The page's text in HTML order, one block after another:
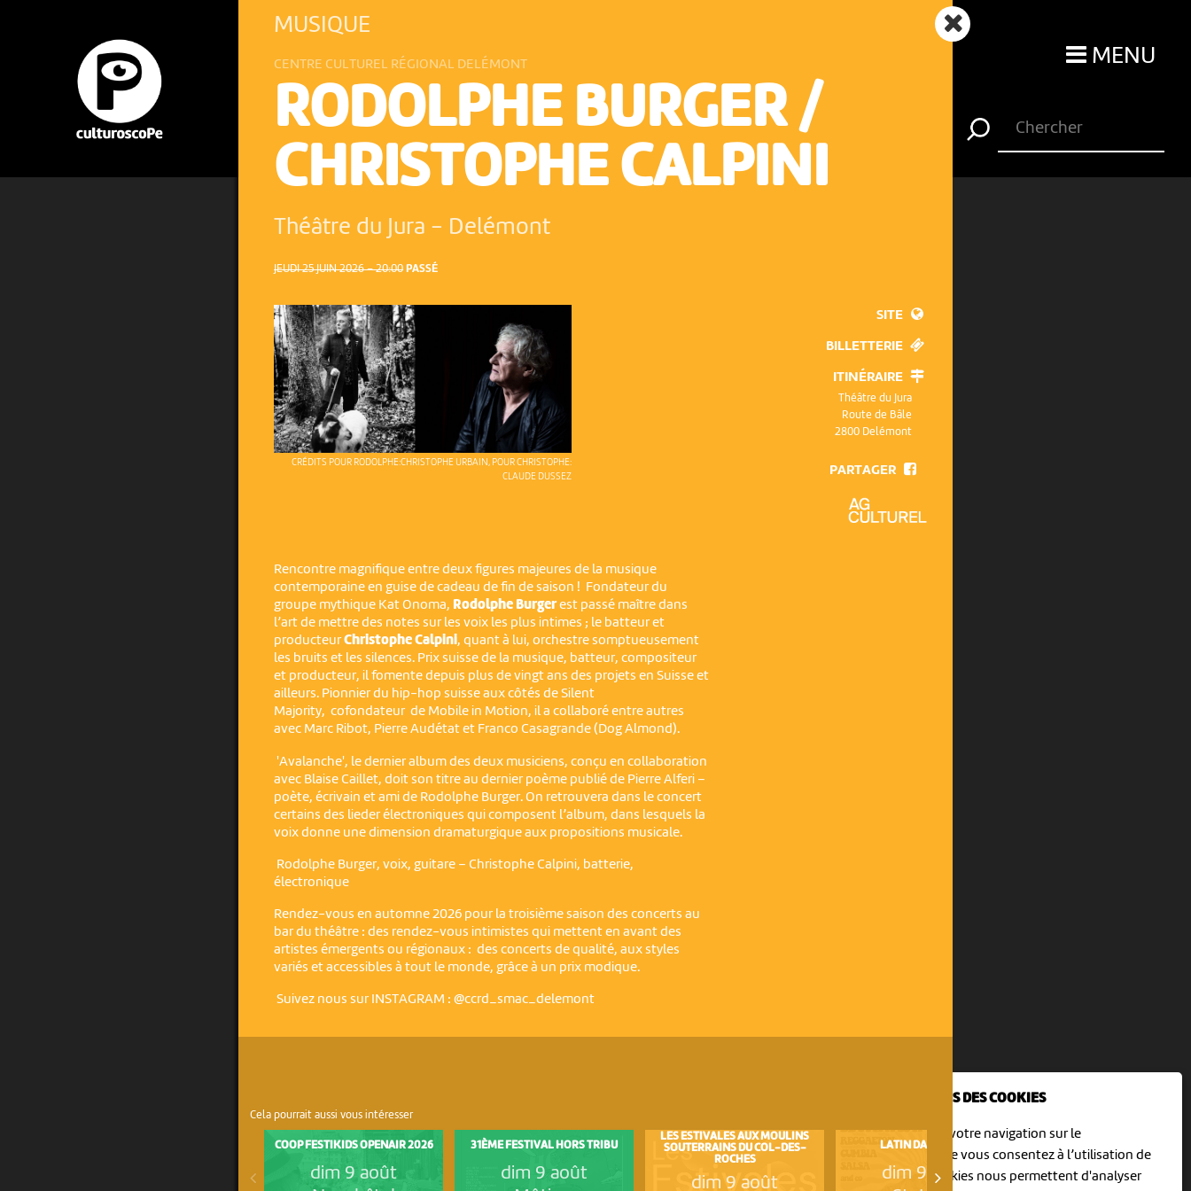
NOUS UTILISONS DES COOKIES
En poursuivant votre navigation sur le
culturoscoPe site vous consentez à l’utilisation de
cookies. Les cookies nous permettent d'analyser
MENU
JEUDI 25 JUIN 2026 – 20:00 PASSÉ
CRÉDITS POUR RODOLPHE:CHRISTOPHE URBAIN, POUR CHRISTOPHE:
CLAUDE DUSSEZ
MUSIQUE
CENTRE CULTUREL RÉGIONAL DELÉMONT
RODOLPHE BURGER /
CHRISTOPHE CALPINI
Théâtre du Jura - Delémont
Rencontre magnifique entre deux figures majeures de la musique
contemporaine en guise de cadeau de fin de saison ! Fondateur du
groupe mythique Kat Onoma, Rodolphe Burgerest passé maître dans
l’art de mettre des notes sur les voix les plus intimes ; le batteur et
producteurChristophe Calpini, quant à lui, orchestre somptueusement
les bruits et les silences. Prix suisse de la musique, batteur, compositeur
et producteur, il fomente depuis plus de vingt ans des projets en Suisse et
ailleurs. Pionnier du hip-hop suisse aux côtés de Silent
Majority, cofondateur de Mobile in Motion, il a collaboré entre autres
avec Marc Ribot, Pierre Audétat et Franco Casagrande (Dog Almond).
'Avalanche', le dernier album des deux musiciens, conçu en collaboration
avec Blaise Caillet, doit son titre au dernier poème publié de Pierre Alferi –
poète, écrivain et ami de Rodolphe Burger. On retrouvera dans le concert
certains des lieder électroniques qui composent l’album, dans lesquels la
voix donne une dimension dramaturgique aux propositions musicale.
Rodolphe Burger, voix, guitare – Christophe Calpini, batterie,
électronique
Rendez-vous en automne 2026 pour la troisième saison des concerts au
bar du théâtre : des rendez-vous intimistes qui mettent en avant des
artistes émergents ou régionaux : des concerts de qualité, aux styles
variés et accessibles à tout le monde, grâce à un prix modique.
Suivez nous sur INSTAGRAM : @ccrd_smac_delemont
SITE
BILLETTERIE
ITINÉRAIRE
Théâtre du Jura
Route de Bâle
2800 Delémont
PARTAGER
Cela pourrait aussi vous intéresser
COOP FESTIKIDS OPENAIR 2026
dim 9 août
31ÈME FESTIVAL HORS TRIBU
dim 9 août
LES ESTIVALES AUX MOULINS
SOUTERRAINS DU COL-DES-
ROCHES
dim 9 août
LATIN DANCE DAY
dim 9 août
À ST-URSANNE
dim 9 août